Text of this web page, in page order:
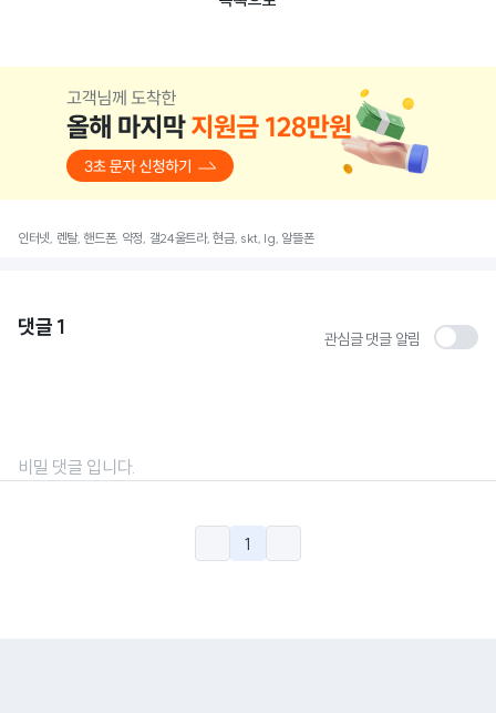
인터넷, 렌탈, 핸드폰, 약정, 갤24울트라, 현금, skt, lg, 알뜰폰
댓글 1 관심글 댓글 알림
비밀 댓글 입니다.
1